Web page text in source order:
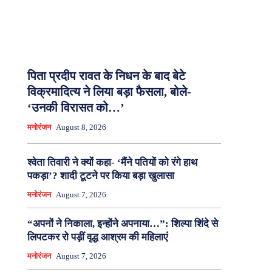
पिता प्रदीप रावत के निधन के बाद बेटे
विक्रमादित्य ने लिया बड़ा फैसला, बोले-
‘उनकी विरासत को…’
मनोरंजन August 8, 2026
श्वेता तिवारी ने क्यों कहा- ‘मैंने पतियों को रंगे हाथ
पकड़ा’? शादी टूटने पर किया बड़ा खुलासा
मनोरंजन August 7, 2026
“अपनों ने निकाला, इन्होंने अपनाया…”: शिल्पा शिंदे से
लिपटकर रो पड़ीं वृद्ध आश्रम की महिलाएं
मनोरंजन August 7, 2026